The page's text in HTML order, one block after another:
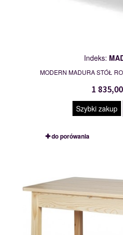
Indeks:
MODERN MADURA STÓŁ
1
Szybki zakup
do porówania